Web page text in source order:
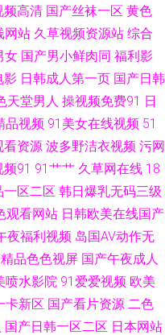
网站 浮淫久视频网站 午夜仑理
日韩欧美 丁香婷婷社区 91爆艹
传媒 91大神最新地址 九七久久
究所网址导航 在线观看黑料av 久
激情宗合色网 91看片网页 蜜桃
精品免费观看 国产精品一区不卡
女黄久久 91中文网在线 日韩经
频高清 国产丝袜一区 黄色
网站 久草视频资源站 综合
女 国产男小鲜肉同 福利影
影 日韩成人第一页 国产日韩
天堂男人 操视频免费91 日
品视频 91美女在线视频 51
看资源 波多野洁衣视频 污网
频91 91艹艹 久草网在线 18
一区二区 韩日爆乳无码三级
观看网站 日韩欧美在线国产
夜福利视频 岛国AV动作无
品色色视屏 国产午夜成人
喷水影院 91爱爱视频 欧美
卡新区 国产看片资源 二色
国产日韩一区二区 日本网站